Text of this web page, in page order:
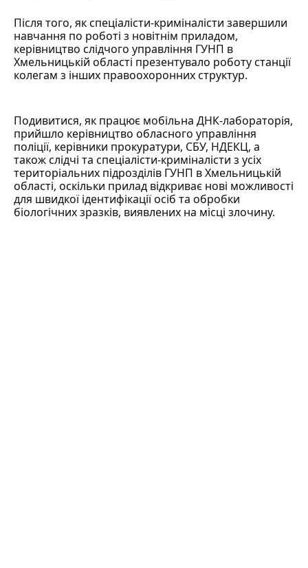
Після того, як спеціалісти-криміналісти завершили
навчання по роботі з новітнім приладом,
керівництво слідчого управління ГУНП в
Хмельницькій області презентувало роботу станції
колегам з інших правоохоронних структур.
Подивитися, як працює мобільна ДНК-лабораторія,
прийшло керівництво обласного управління
поліції, керівники прокуратури, СБУ, НДЕКЦ, а
також слідчі та спеціалісти-криміналісти з усіх
територіальних підрозділів ГУНП в Хмельницькій
області, оскільки прилад відкриває нові можливості
для швидкої ідентифікації осіб та обробки
біологічних зразків, виявлених на місці злочину.